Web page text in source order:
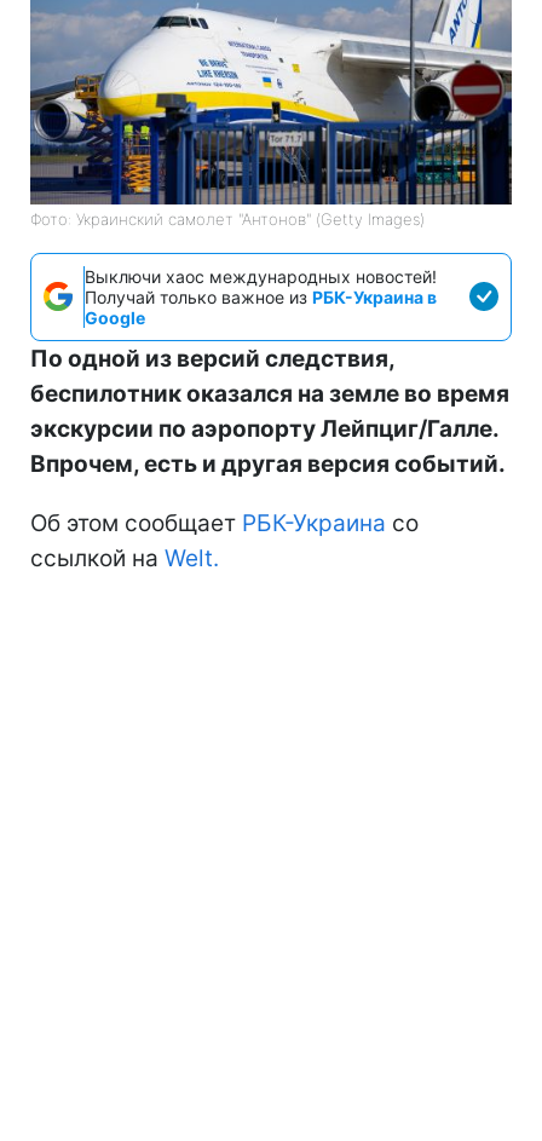
Фото: Украинский самолет "Антонов" (Getty Images)
Выключи хаос международных новостей!
Получай только важное из РБК-Украина в
Google
По одной из версий следствия,
беспилотник оказался на земле во время
экскурсии по аэропорту Лейпциг/Галле.
Впрочем, есть и другая версия событий.
Об этом сообщает РБК-Украина со
ссылкой на Welt.